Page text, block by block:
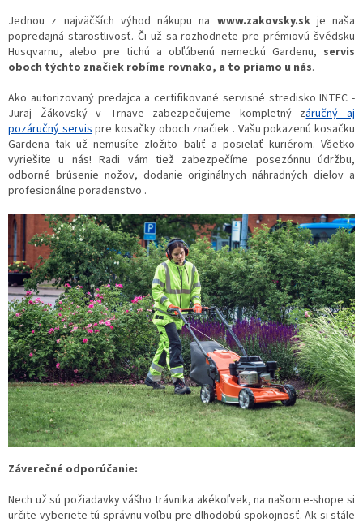
Jednou z najväčších výhod nákupu na www.zakovsky.skje naša
popredajná starostlivosť. Či už sa rozhodnete pre prémiovú švédsku
Husqvarnu, alebo pre tichú a obľúbenú nemeckú Gardenu, servis
oboch týchto značiek robíme rovnako, a to priamo u nás.
Ako autorizovaný predajca a certifikované servisné stredisko INTEC -
Juraj Žákovský v Trnave zabezpečujeme kompletný záručný aj
pozáručný servispre kosačky oboch značiek . Vašu pokazenú kosačku
Gardena tak už nemusíte zložito baliť a posielať kuriérom. Všetko
vyriešite u nás! Radi vám tiež zabezpečíme posezónnu údržbu,
odborné brúsenie nožov, dodanie originálnych náhradných dielov a
profesionálne poradenstvo .
Záverečné odporúčanie:
Nech už sú požiadavky vášho trávnika akékoľvek, na našom e-shope si
určite vyberiete tú správnu voľbu pre dlhodobú spokojnosť. Ak si stále